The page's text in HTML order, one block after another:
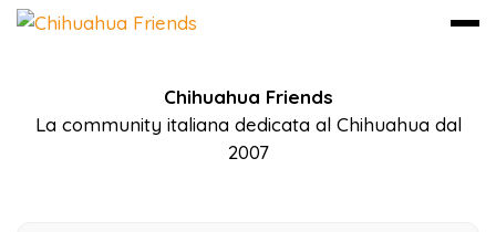
Chihuahua Friends
La community italiana dedicata al Chihuahua dal
2007